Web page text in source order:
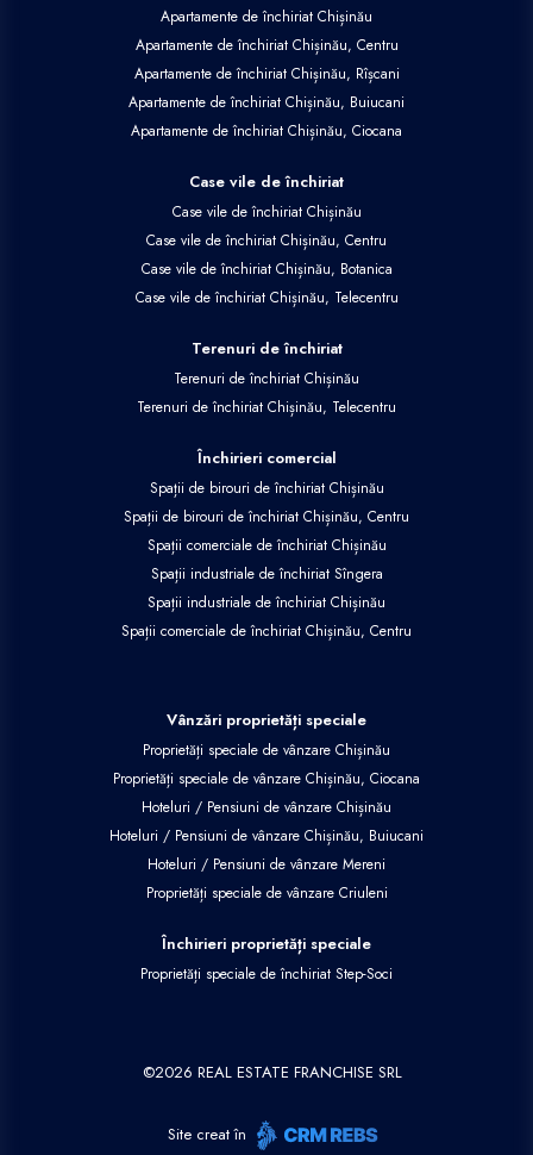
Apartamente de închiriat Chișinău
Apartamente de închiriat Chișinău, Centru
Apartamente de închiriat Chișinău, Rîșcani
Apartamente de închiriat Chișinău, Buiucani
Apartamente de închiriat Chișinău, Ciocana
Case vile de închiriat
Case vile de închiriat Chișinău
Case vile de închiriat Chișinău, Centru
Case vile de închiriat Chișinău, Botanica
Case vile de închiriat Chișinău, Telecentru
Terenuri de închiriat
Terenuri de închiriat Chișinău
Terenuri de închiriat Chișinău, Telecentru
Închirieri comercial
Spații de birouri de închiriat Chișinău
Spații de birouri de închiriat Chișinău, Centru
Spații comerciale de închiriat Chișinău
Spații industriale de închiriat Sîngera
Spații industriale de închiriat Chișinău
Spații comerciale de închiriat Chișinău, Centru
Vânzări proprietăți speciale
Proprietăți speciale de vânzare Chișinău
Proprietăți speciale de vânzare Chișinău, Ciocana
Hoteluri / Pensiuni de vânzare Chișinău
Hoteluri / Pensiuni de vânzare Chișinău, Buiucani
Hoteluri / Pensiuni de vânzare Mereni
Proprietăți speciale de vânzare Criuleni
Închirieri proprietăți speciale
Proprietăți speciale de închiriat Step-Soci
©2026 REAL ESTATE FRANCHISE SRL
Site creat în